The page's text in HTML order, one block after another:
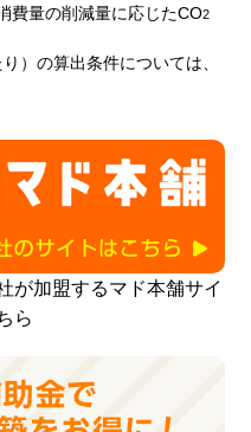
費量の削減量に応じたCO2
）の算出条件については、
が加盟するマド本舗サイ
ら